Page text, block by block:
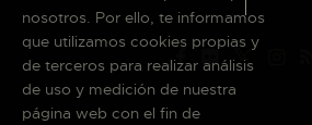
nosotros. Por ello, te informamos
que utilizamos cookies propias y
de terceros para realizar análisis
de uso y medición de nuestra
página web con el fin de